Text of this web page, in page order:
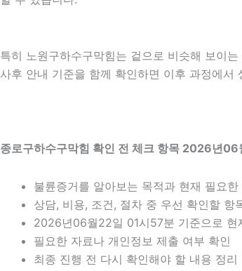
특히 노원구하수구막힘는 겉으로 비슷해 보이
사후 안내 기준을 함께 확인하면 이후 과정에
종로구하수구막힘 확인 전 체크 항목 2026년
불륜증거를 알아보는 목적과 현재 필요한
상담, 비용, 조건, 절차 중 우선 확인할 항
2026년06월22일 01시57분 기준으로 현
필요한 자료나 개인정보 제출 여부 확인
최종 진행 전 다시 확인해야 할 내용 정리